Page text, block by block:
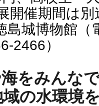
開催期間は別
島城博物館
2466）
の水環境